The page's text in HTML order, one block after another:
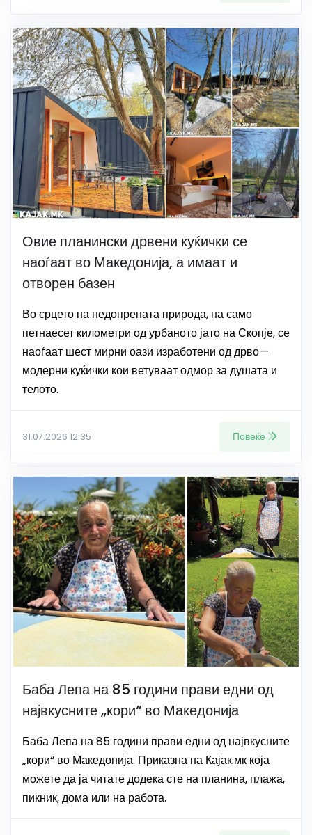
Овие планински дрвени куќички се
наоѓаат во Македонија, а имаат и
отворен базен
Во срцето на недопрената природа, на само
петнаесет километри од урбаното јато на Скопје, се
наоѓаат шест мирни оази изработени од дрво—
модерни куќички кои ветуваат одмор за душата и
телото.
31.07.2026 12:35 Повеќе
Баба Лепа на 85 години прави едни од
највкусните „кори“ во Македонија
Баба Лепа на 85 години прави едни од највкусните
„кори“ во Македонија. Приказна на Кајак.мк која
можете да ја читате додека сте на планина, плажа,
пикник, дома или на работа.